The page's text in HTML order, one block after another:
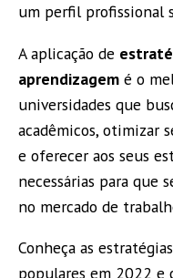
um perfil profissional
A aplicação de
aprendizagem é o
universidades que
acadêmicos, otimizar
e oferecer aos seus
necessárias para que
no mercado de
Conheça as
populares em 2022 e